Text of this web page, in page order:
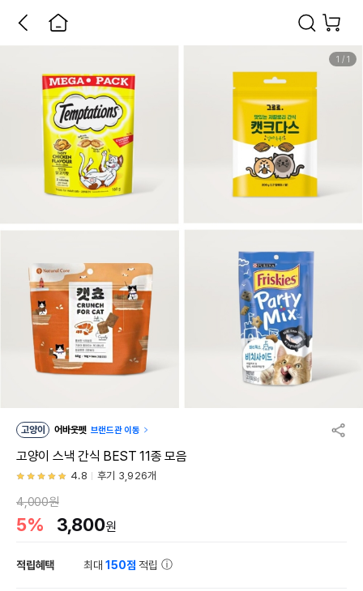
1 / 1
고양이 어바웃펫 브랜드관 이동
고양이 스낵 간식 BEST 11종 모음
4.8 후기 3,926개
4,000원
5% 3,800원
적립혜택 최대150점 적립